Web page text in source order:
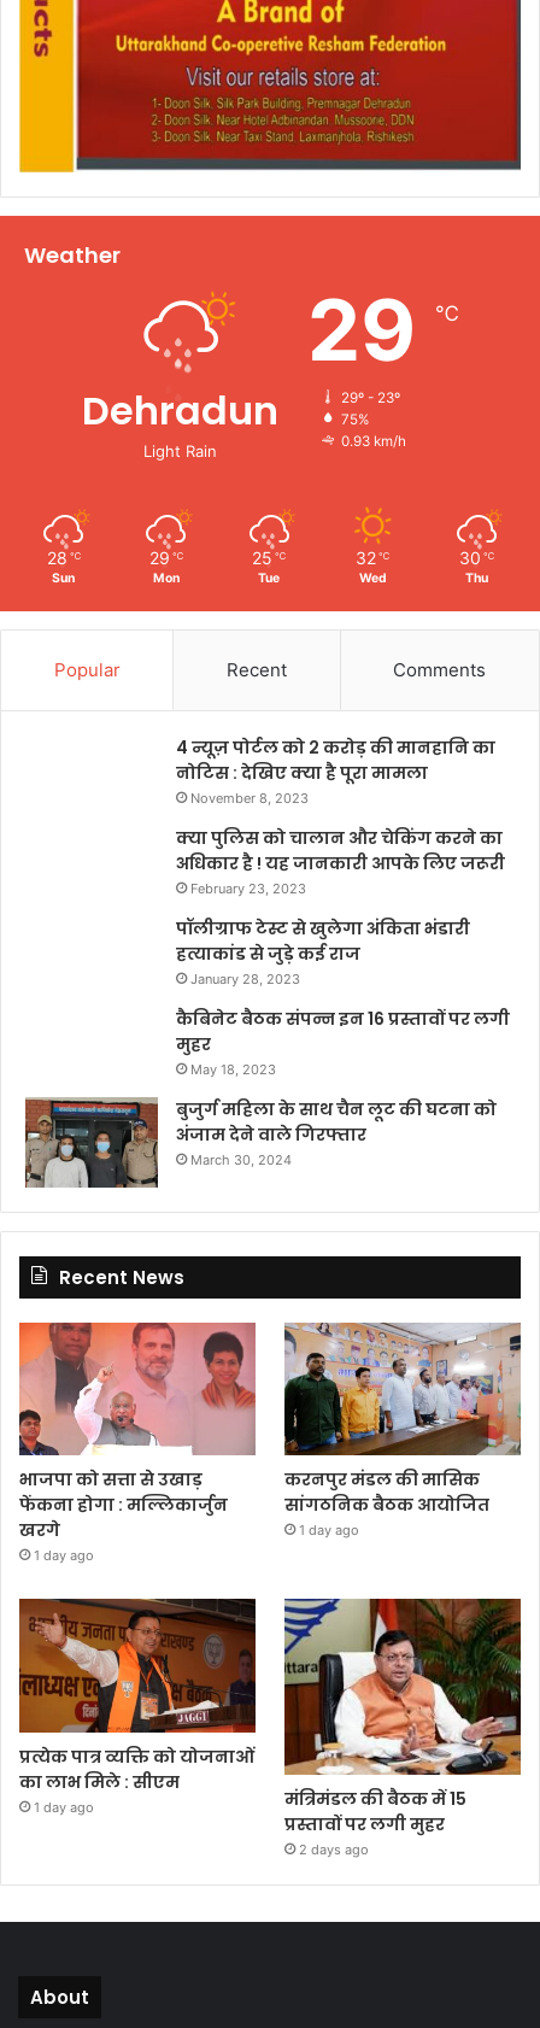
Weather
Dehradun
Light Rain
29 ℃
29º - 23º
75%
0.93 km/h
28 ℃
Sun
29 ℃
Mon
25 ℃
Tue
32 ℃
Wed
30 ℃
Thu
Popular Recent Comments
4 न्यूज़ पोर्टल को 2 करोड़ की मानहानि का
नोटिस : देखिए क्या है पूरा मामला
November 8, 2023
क्या पुलिस को चालान और चेकिंग करने का
अधिकार है ! यह जानकारी आपके लिए जरूरी
February 23, 2023
पॉलीग्राफ टेस्ट से खुलेगा अंकिता भंडारी
हत्याकांड से जुड़े कई राज
January 28, 2023
कैबिनेट बैठक संपन्न इन 16 प्रस्तावों पर लगी
मुहर
May 18, 2023
बुजुर्ग महिला के साथ चैन लूट की घटना को
अंजाम देने वाले गिरफ्तार
March 30, 2024
Recent News
भाजपा को सत्ता से उखाड़
फेंकना होगा : मल्लिकार्जुन
खरगे
1 day ago
करनपुर मंडल की मासिक
सांगठनिक बैठक आयोजित
1 day ago
प्रत्येक पात्र व्यक्ति को योजनाओं
का लाभ मिले : सीएम
1 day ago
मंत्रिमंडल की बैठक में 15
प्रस्तावों पर लगी मुहर
2 days ago
About